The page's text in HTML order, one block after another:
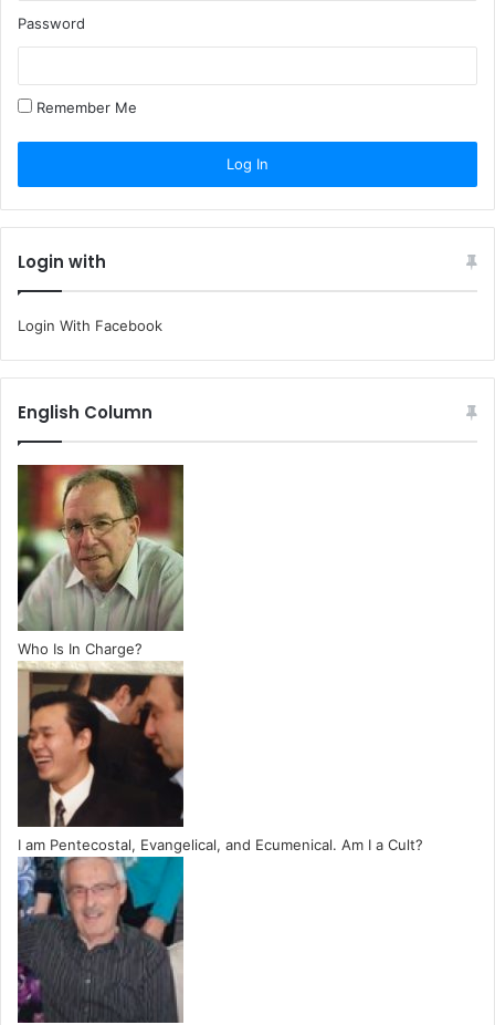
Password
Remember Me
Login with
Login With Facebook
English Column
Who Is In Charge?
I am Pentecostal, Evangelical, and Ecumenical. Am I a Cult?